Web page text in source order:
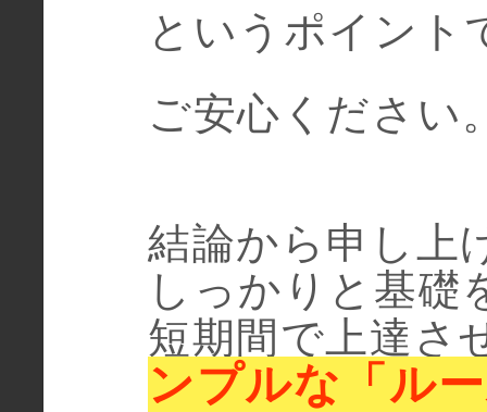
というポイント
ご安心ください
結論から申し上
しっかりと基礎
短期間で上達さ
ンプルな「ル